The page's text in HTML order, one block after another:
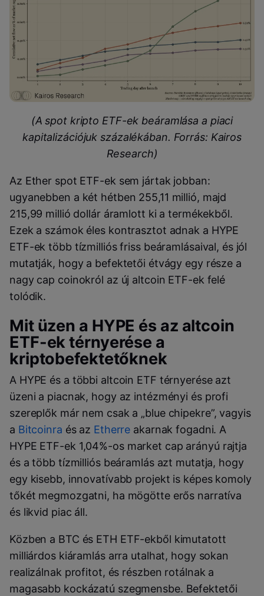
(A spot kripto ETF-ek beáramlása a piaci
kapitalizációjuk százalékában. Forrás: Kairos
Research)
Az Ether spot ETF-ek sem jártak jobban:
ugyanebben a két hétben 255,11 millió, majd
215,99 millió dollár áramlott ki a termékekből.
Ezek a számok éles kontrasztot adnak a HYPE
ETF-ek több tízmilliós friss beáramlásaival, és jól
mutatják, hogy a befektetői étvágy egy része a
nagy cap coinokról az új altcoin ETF-ek felé
tolódik.
Mit üzen a HYPE és az altcoin
ETF-ek térnyerése a
kriptobefektetőknek
A HYPE és a többi altcoin ETF térnyerése azt
üzeni a piacnak, hogy az intézményi és profi
szereplők már nem csak a „blue chipekre”, vagyis
a Bitcoinra és az Etherre akarnak fogadni. A
HYPE ETF-ek 1,04%-os market cap arányú rajtja
és a több tízmilliós beáramlás azt mutatja, hogy
egy kisebb, innovatívabb projekt is képes komoly
tőkét megmozgatni, ha mögötte erős narratíva
és likvid piac áll.
Közben a BTC és ETH ETF-ekből kimutatott
milliárdos kiáramlás arra utalhat, hogy sokan
realizálnak profitot, és részben rotálnak a
magasabb kockázatú szegmensbe. Befektetői